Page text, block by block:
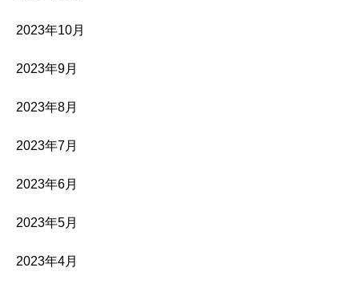
2023年10月
2023年9月
2023年8月
2023年7月
2023年6月
2023年5月
2023年4月